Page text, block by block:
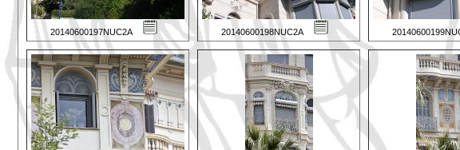
20140600197NUC2A 20140600198NUC2A